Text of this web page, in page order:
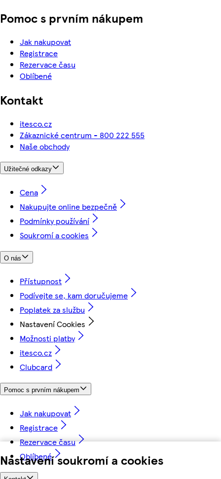
Nastavení soukromí a cookies
Pomoc s prvním nákupem
Jak nakupovat
Registrace
Rezervace času
Oblíbené
Kontakt
itesco.cz
Zákaznické centrum - 800 222 555
Naše obchody
Užitečné odkazy
Cena
Nakupujte online bezpečně
Podmínky používání
Soukromí a cookies
O nás
Přístupnost
Podívejte se, kam doručujeme
Poplatek za službu
Nastavení Cookies
Možnosti platby
itesco.cz
Clubcard
Pomoc s prvním nákupem
Jak nakupovat
Registrace
Rezervace času
Oblíbené